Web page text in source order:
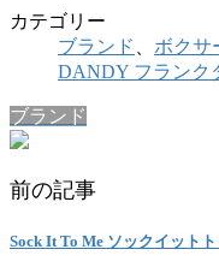
カテゴリー
ブランド
ボクサ
DANDY フランク
ブランド
前の記事
Sock It To Me ソックイット